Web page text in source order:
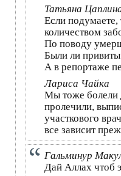
Татьяна
Если подумаете,
количеством
По поводу
Были ли
А в репортаже
Лариса Чайка
Мы тоже болели
пролечили,
участкового
все зависит
Гальминур
Дай Аллах чтоб